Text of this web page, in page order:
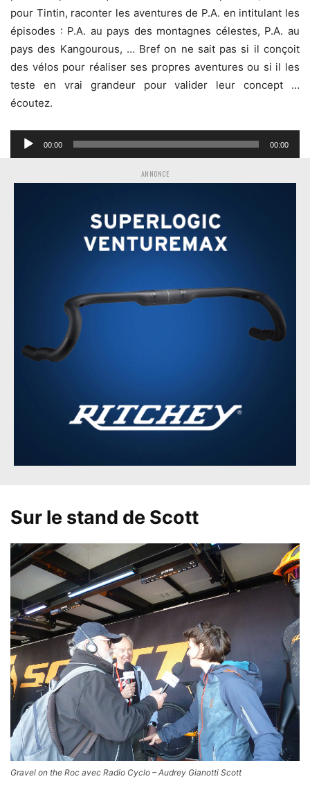
pour Tintin, raconter les aventures de P.A. en intitulant les
épisodes : P.A. au pays des montagnes célestes, P.A. au
pays des Kangourous, … Bref on ne sait pas si il conçoit
des vélos pour réaliser ses propres aventures ou si il les
teste en vrai grandeur pour valider leur concept …
écoutez.
Lecteur
audio
00:00 00:00
ANNONCE
Sur le stand de Scott
Gravel on the Roc avec Radio Cyclo – Audrey Gianotti Scott